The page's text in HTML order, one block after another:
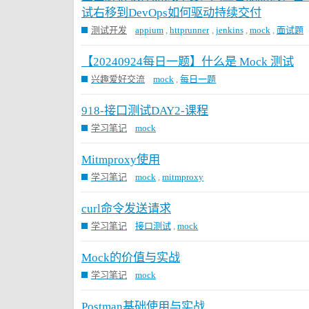
试右移到DevOps如何驱动持续交付
测试开发 appium ,httprunner jenkins mock ,面试题
【20240924每日一题】什么是 Mock 测试
兴趣爱好交流 mock ,每日一题
918-接口测试DAY2-课程
学习笔记 mock
Mitmproxy使用
学习笔记 mock ,mitmproxy
curl命令发送请求
学习笔记 接口测试 ,mock
Mock的价值与实战
学习笔记 mock